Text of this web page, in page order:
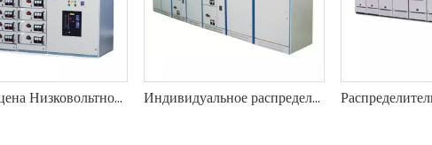
Лучшая цена Низковольтное распределительное устройство GCS Низковольтное дренажное распределительное устройство Поставщик-Shengte MOQ 1 шт. Индивидуальное распределительное устройство низкого напряжения GCK(L) по заводской цене-Shengte